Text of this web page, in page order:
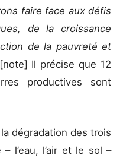
faire face aux défis
de la croissance
de la pauvreté et
Il précise que 12
productives sont
dégradation des trois
l’eau, l’air et le sol –